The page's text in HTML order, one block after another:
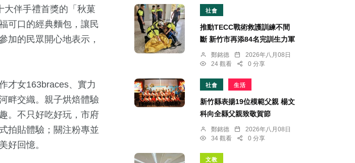
大伴手禮首獎的「秋菓
可口的經典麵包，讓民
加的民眾開心地表示，
才女163braces、實力
畔交織。親子烘焙體驗
。不只好吃好玩，市府
拍貼體驗；關注粉專並
好回憶。
社會
推動TECC戰術救護訓練不間
斷 新竹市再添84名完訓生力軍
鄭銘德
2026年八月08日
24 觀看
0 分享
社會 生活
新竹縣表揚19位模範父親 楊文
科向全縣父親致敬賀節
鄭銘德
2026年八月08日
34 觀看
0 分享
文教